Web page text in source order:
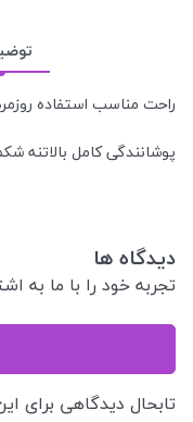
راحت مناسب استفاده
پوشانندگی کامل بالاتنه
دیدگاه ها
تجربه خود را با ما به
تابحال دیدگاهی برای